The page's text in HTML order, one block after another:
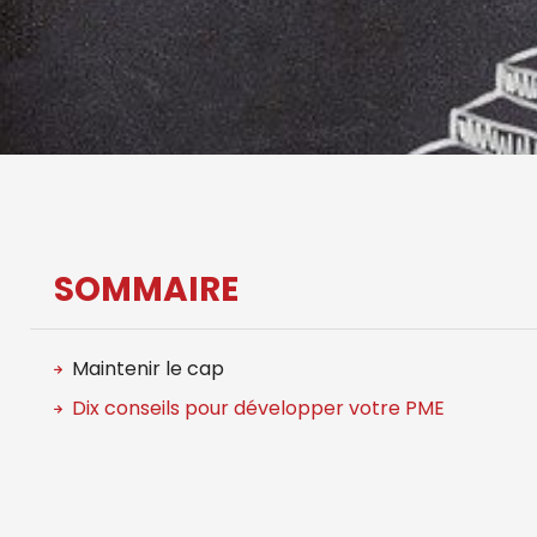
SOMMAIRE
Maintenir le cap
Dix conseils pour développer votre PME